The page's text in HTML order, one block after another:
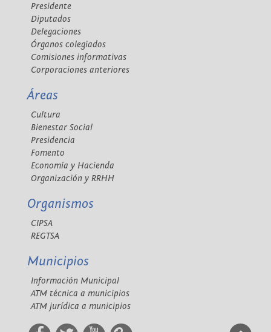
Presidente
Diputados
Delegaciones
Órganos colegiados
Comisiones informativas
Corporaciones anteriores
Áreas
Cultura
Bienestar Social
Presidencia
Fomento
Economía y Hacienda
Organización y RRHH
Organismos
CIPSA
REGTSA
Municipios
Información Municipal
ATM técnica a municipios
ATM jurídica a municipios